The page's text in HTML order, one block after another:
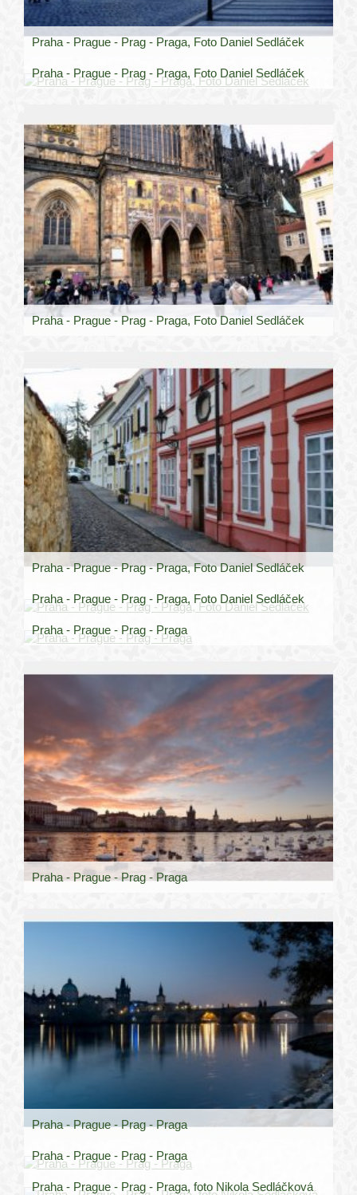
Praha - Prague - Prag - Praga, Foto Daniel Sedláček
Praha - Prague - Prag - Praga, Foto Daniel Sedláček
Praha - Prague - Prag - Praga, Foto Daniel Sedláček
Praha - Prague - Prag - Praga, Foto Daniel Sedláček
Praha - Prague - Prag - Praga, Foto Daniel Sedláček
Praha - Prague - Prag - Praga
Praha - Prague - Prag - Praga
Praha - Prague - Prag - Praga
Praha - Prague - Prag - Praga
Praha - Prague - Prag - Praga, foto Nikola Sedláčková